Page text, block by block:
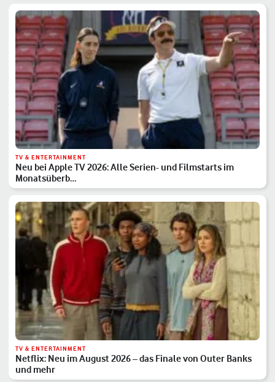
TV & ENTERTAINMENT
Neu bei Apple TV 2026: Alle Serien- und Filmstarts im
Monatsüberb…
TV & ENTERTAINMENT
Netflix: Neu im August 2026 – das Finale von Outer Banks
und mehr